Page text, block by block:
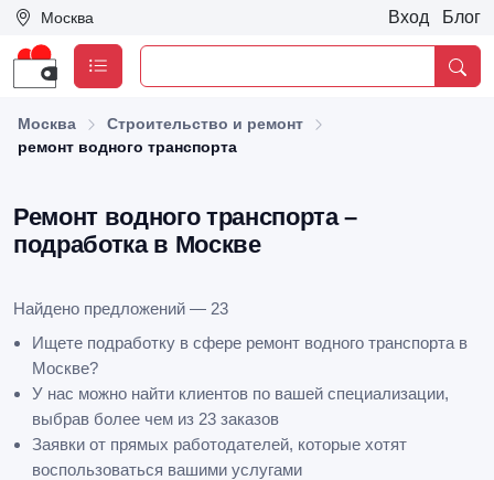
Москва Вход Блог
Москва
Строительство и ремонт
ремонт водного транспорта
Ремонт водного транспорта –
подработка в Москве
Найдено предложений — 23
Ищете подработку в сфере ремонт водного транспорта в
Москве?
У нас можно найти клиентов по вашей специализации,
выбрав более чем из 23 заказов
Заявки от прямых работодателей, которые хотят
воспользоваться вашими услугами